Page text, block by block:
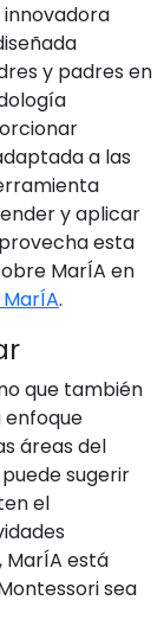
innovadora
y padres en
a las
y aplicar
esta
MarÍA en
.
que también
enfoque
áreas del
sugerir
el
está
sea